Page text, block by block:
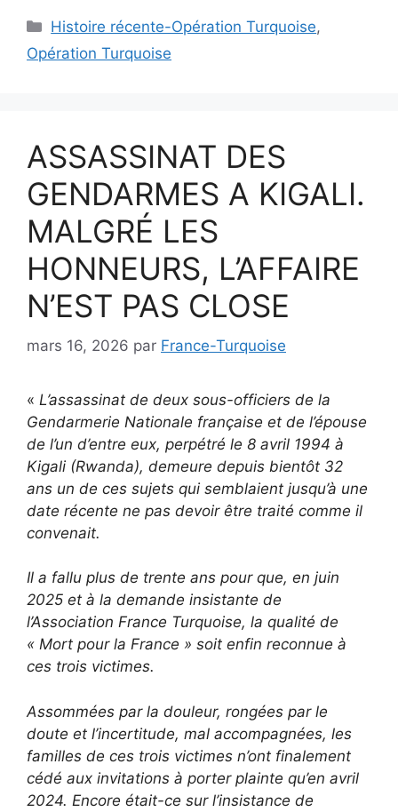
Catégories
Histoire récente-Opération Turquoise,
Opération Turquoise
ASSASSINAT DES
GENDARMES A KIGALI.
MALGRÉ LES
HONNEURS, L’AFFAIRE
N’EST PAS CLOSE
mars 16, 2026 par France-Turquoise
« L’assassinat de deux sous-officiers de la
Gendarmerie Nationale française et de l’épouse
de l’un d’entre eux, perpétré le 8 avril 1994 à
Kigali (Rwanda), demeure depuis bientôt 32
ans un de ces sujets qui semblaient jusqu’à une
date récente ne pas devoir être traité comme il
convenait.
Il a fallu plus de trente ans pour que, en juin
2025 et à la demande insistante de
l’Association France Turquoise, la qualité de
« Mort pour la France » soit enfin reconnue à
ces trois victimes.
Assommées par la douleur, rongées par le
doute et l’incertitude, mal accompagnées, les
familles de ces trois victimes n’ont finalement
cédé aux invitations à porter plainte qu’en avril
2024. Encore était-ce sur l’insistance de